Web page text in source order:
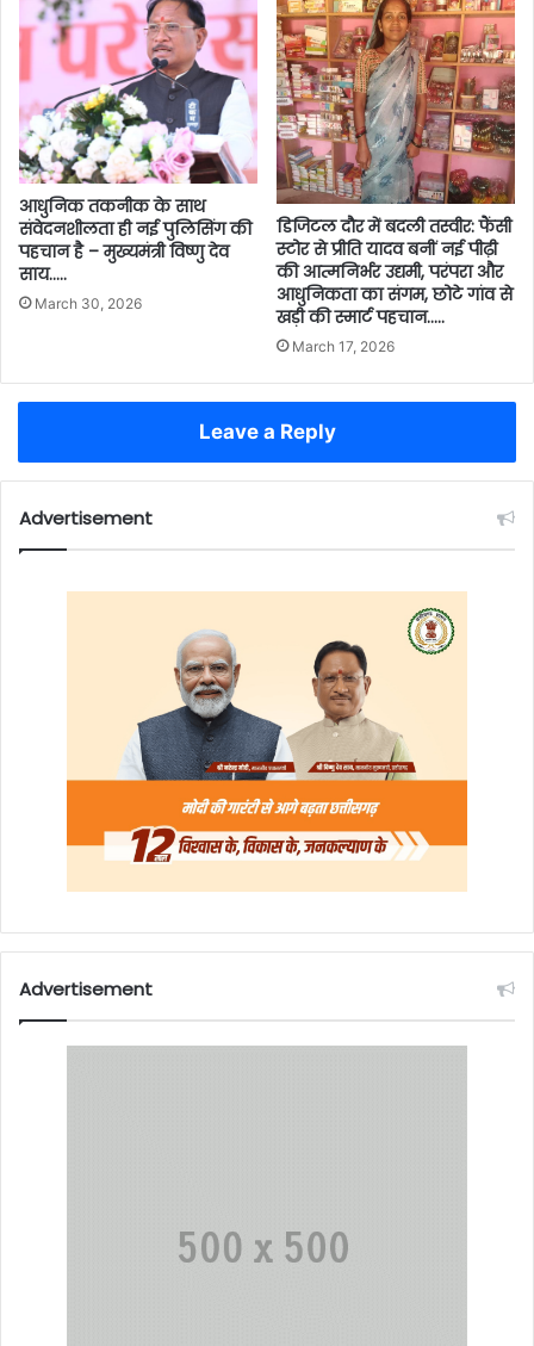
आधुनिक तकनीक के साथ
संवेदनशीलता ही नई पुलिसिंग की
पहचान है – मुख्यमंत्री विष्णु देव
साय…..
March 30, 2026
डिजिटल दौर में बदली तस्वीर: फैंसी
स्टोर से प्रीति यादव बनीं नई पीढ़ी
की आत्मनिर्भर उद्यमी, परंपरा और
आधुनिकता का संगम, छोटे गांव से
खड़ी की स्मार्ट पहचान…..
March 17, 2026
Leave a Reply
Advertisement
Advertisement